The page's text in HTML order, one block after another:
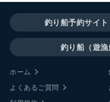
釣り船予約サイ
釣り船（遊
ホーム
よくあるご質問